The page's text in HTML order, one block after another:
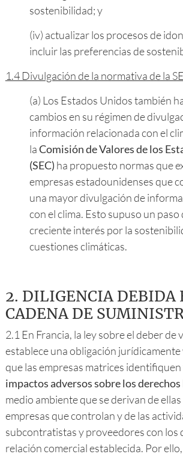
sostenibilidad; y
(iv) actualizar los procesos de
incluir las preferencias de
1.4 Divulgación de la normativa de la
(a) Los Estados Unidos también
cambios en su régimen de
información relacionada con el
laComisión de Valores de los
(SEC) ha propuesto normas que
empresas estadounidenses que
una mayor divulgación de
con el clima. Esto supuso un paso
creciente interés por la
cuestiones climáticas.
2. DILIGENCIA DEBIDA
CADENA DE
2.1 En Francia, la ley sobre el deber de
establece una obligación
que las empresas matrices identifiquen
impactos adversos sobre los
medio ambiente que se derivan de ellas
empresas que controlan y de las
subcontratistas y proveedores con los
relación comercial establecida. Por